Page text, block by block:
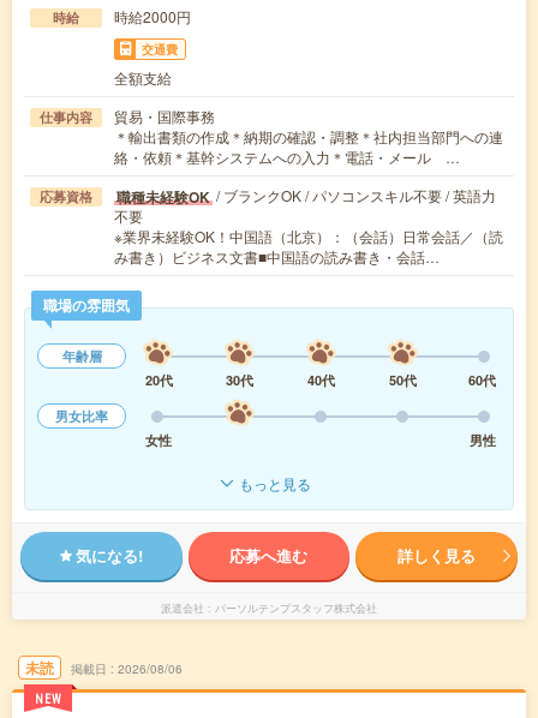
時給 時給2000円
交通費
全額支給
仕事内容
貿易・国際事務
＊輸出書類の作成＊納期の確認・調整＊社内担当部門への連
絡・依頼＊基幹システムへの入力＊電話・メール …
応募資格 職種未経験OK / ブランクOK / パソコンスキル不要 / 英語力
不要
※業界未経験OK！中国語（北京）：（会話）日常会話／（読
み書き）ビジネス文書■中国語の読み書き・会話…
職場の雰囲気
年齢層
20代
30代 40代 50代
60代
男女比率
女性
男性
もっと見る
気になる! 応募へ進む 詳しく見る
派遣会社 パーソルテンプスタッフ株式会社
未読
NEW
掲載日 2026/08/06